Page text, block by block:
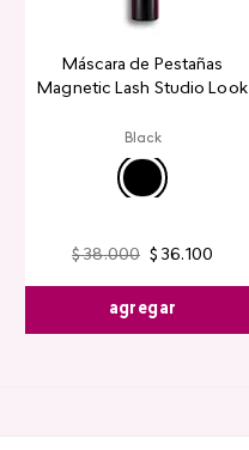
Máscara de Pestañas
Magnetic Lash Studio Look
Black
$ 38.000 $ 36.100
agregar